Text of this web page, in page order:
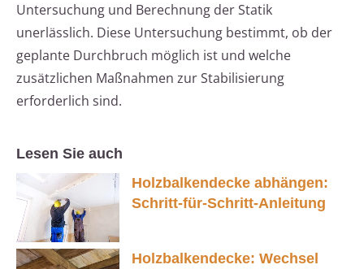
Untersuchung und Berechnung der Statik
unerlässlich. Diese Untersuchung bestimmt, ob der
geplante Durchbruch möglich ist und welche
zusätzlichen Maßnahmen zur Stabilisierung
erforderlich sind.
Lesen Sie auch
Holzbalkendecke abhängen:
Schritt-für-Schritt-Anleitung
Holzbalkendecke: Wechsel